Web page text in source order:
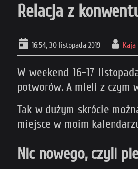
Relacja z
16:54, 30 listopada 2019 Kaja
W weekend 16-17
potworów. A mieli z czym
Tak w dużym skrócie
miejsce w moim
Nic nowego, czyli